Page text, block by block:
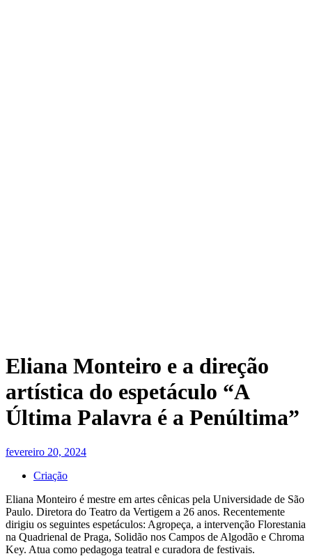
Eliana Monteiro e a direção
artística do espetáculo “A
Última Palavra é a Penúltima”
fevereiro 20, 2024
Criação
Eliana Monteiro é mestre em artes cênicas pela Universidade de São
Paulo. Diretora do Teatro da Vertigem a 26 anos. Recentemente
dirigiu os seguintes espetáculos: Agropeça, a intervenção Florestania
na Quadrienal de Praga, Solidão nos Campos de Algodão e Chroma
Key. Atua como pedagoga teatral e curadora de festivais.